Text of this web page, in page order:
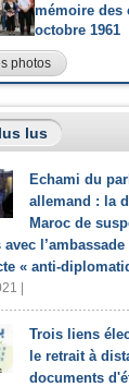
mémoire des
octobre 1961
photos
lus
Echami du
allemand : la
Maroc de
l’ambassade
« anti-
|
Trois liens
le retrait à
documents